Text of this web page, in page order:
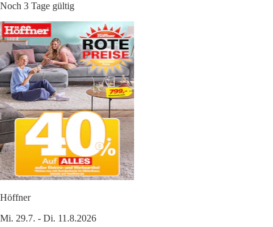
Noch 3 Tage gültig
Höffner
Mi. 29.7. - Di. 11.8.2026